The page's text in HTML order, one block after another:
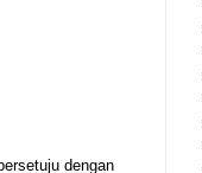
dengan